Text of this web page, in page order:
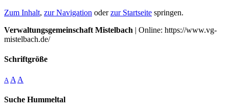
Zum Inhalt, zur Navigation oderzur Startseite springen.
Verwaltungsgemeinschaft Mistelbach | Online: https://www.vg-
mistelbach.de/
Schriftgröße
A A A
Suche Hummeltal